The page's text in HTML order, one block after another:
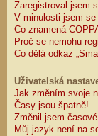
Zaregistroval jsem
V minulosti jsem
Co znamená
Proč se nemohu
Co dělá odkaz
Uživatelská
Jak změním svoje
Časy jsou špatně!
Změnil jsem
Můj jazyk není na